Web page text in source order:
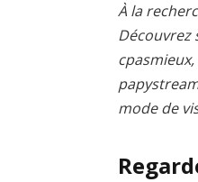
À la
Découvrez
mode de